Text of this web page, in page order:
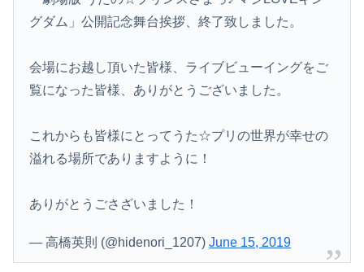
グダム」公開記念舞台挨拶、終了致しました。
会場にお越し頂いた皆様、ライブビューイングをご
覧になった皆様、ありがとうございました。
これからも皆様にとってうた☆プリの世界が幸せの
溢れる場所でありますように！
ありがとうごさざいました！
— 高橋英則 (@hidenori_1207)June 15, 2019